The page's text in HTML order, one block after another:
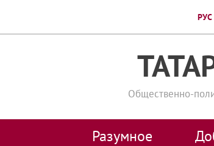
РУС
Общественно-
Разумное